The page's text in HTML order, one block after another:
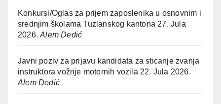
Konkursi/Oglas za prijem zaposlenika u osnovnim i
srednjim školama Tuzlanskog kantona 27. Jula
2026. Alem Dedić
Javni poziv za prijavu kandidata za sticanje zvanja
instruktora vožnje motornih vozila 22. Jula 2026.
Alem Dedić